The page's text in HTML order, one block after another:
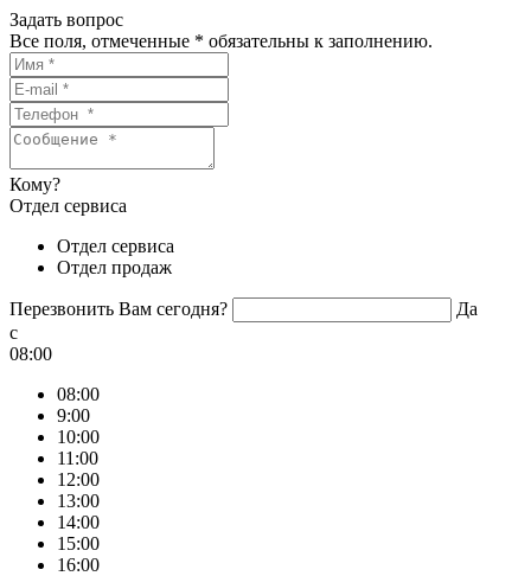
Задать вопрос
Все поля, отмеченные * обязательны к заполнению.
Кому?
Отдел сервиса
Отдел сервиса
Отдел продаж
Перезвонить Вам сегодня?
Да
c
08:00
08:00
9:00
10:00
11:00
12:00
13:00
14:00
15:00
16:00